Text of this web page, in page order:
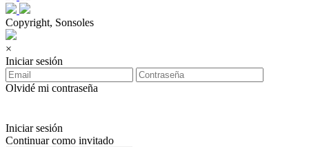
Copyright, Sonsoles
×
Iniciar sesión
Olvidé mi contraseña
Iniciar sesión
Continuar como invitado